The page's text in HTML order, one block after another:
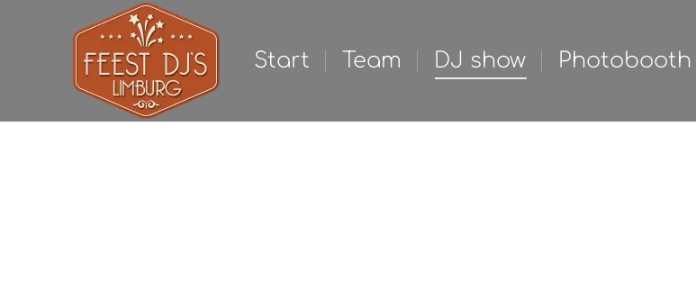
Start Team DJ show Photobooth